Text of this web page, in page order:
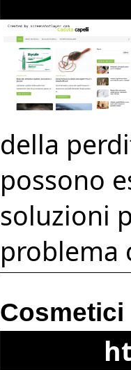
della
possono
soluzioni
problema
Cosmetici